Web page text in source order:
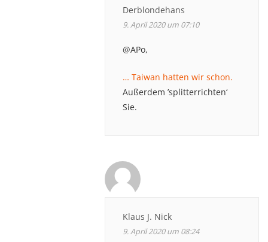
Derblondehans
9. April 2020 um 07:10
@APo,
… Taiwan hatten wir schon.
Außerdem ’splitterrichten‘
Sie.
Klaus J. Nick
9. April 2020 um 08:24